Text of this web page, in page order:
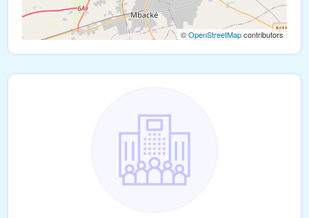
©OpenStreetMapcontributors